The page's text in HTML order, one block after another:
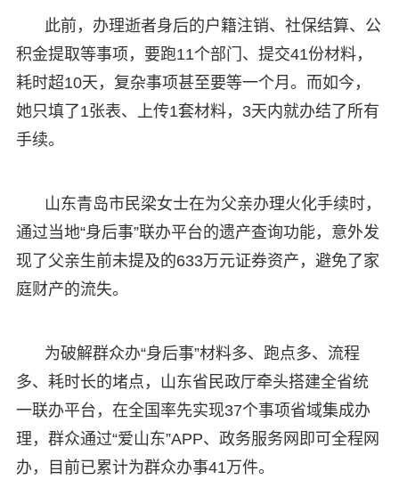
此前，办理逝者身后的户籍注销、社保结算、公
积金提取等事项，要跑11个部门、提交41份材料，
耗时超10天，复杂事项甚至要等一个月。而如今，
她只填了1张表、上传1套材料，3天内就办结了所有
手续。
山东青岛市民梁女士在为父亲办理火化手续时，
通过当地“身后事”联办平台的遗产查询功能，意外发
现了父亲生前未提及的633万元证券资产，避免了家
庭财产的流失。
为破解群众办“身后事”材料多、跑点多、流程
多、耗时长的堵点，山东省民政厅牵头搭建全省统
一联办平台，在全国率先实现37个事项省域集成办
理，群众通过“爱山东”APP、政务服务网即可全程网
办，目前已累计为群众办事41万件。